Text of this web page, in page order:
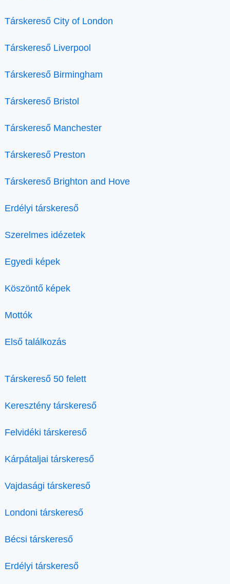
Társkereső City of London
Társkereső Liverpool
Társkereső Birmingham
Társkereső Bristol
Társkereső Manchester
Társkereső Preston
Társkereső Brighton and Hove
Erdélyi társkereső
Szerelmes idézetek
Egyedi képek
Köszöntő képek
Mottók
Első találkozás
Társkereső 50 felett
Keresztény társkereső
Felvidéki társkereső
Kárpátaljai társkereső
Vajdasági társkereső
Londoni társkereső
Bécsi társkereső
Erdélyi társkereső